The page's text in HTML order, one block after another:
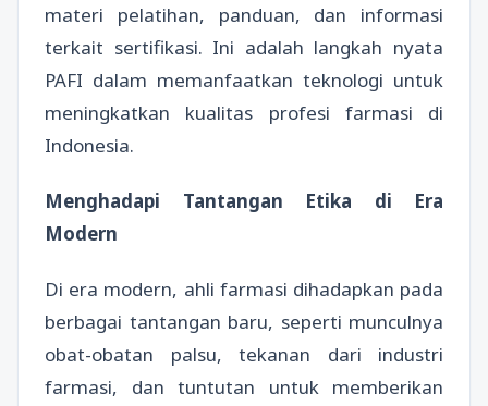
materi pelatihan, panduan, dan informasi
terkait sertifikasi. Ini adalah langkah nyata
PAFI dalam memanfaatkan teknologi untuk
meningkatkan kualitas profesi farmasi di
Indonesia.
Menghadapi Tantangan Etika di Era
Modern
Di era modern, ahli farmasi dihadapkan pada
berbagai tantangan baru, seperti munculnya
obat-obatan palsu, tekanan dari industri
farmasi, dan tuntutan untuk memberikan